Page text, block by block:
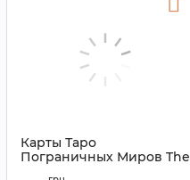
Карты Таро
Пограничных Миров The